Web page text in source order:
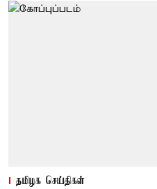
தமிழக செய்திகள்